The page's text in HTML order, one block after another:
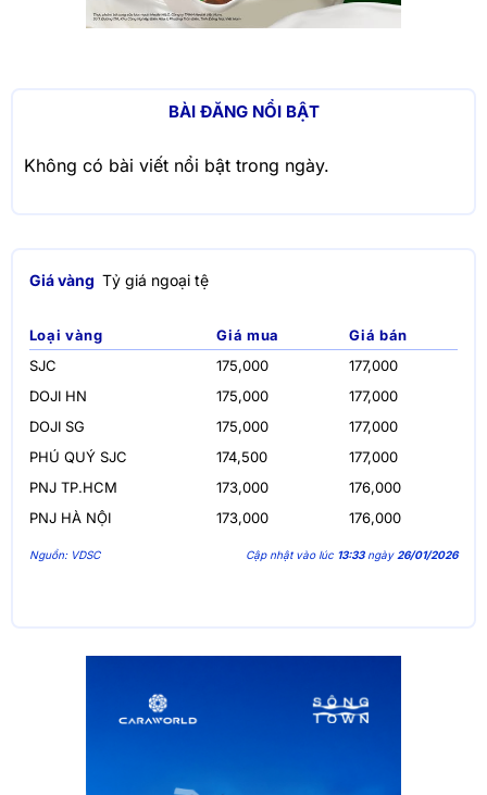
BÀI ĐĂNG NỔI BẬT
Không có bài viết nổi bật trong ngày.
Giá vàng Tỷ giá ngoại tệ
Loại vàng Giá mua
Giá bán
SJC
175,000
177,000
DOJI HN
175,000
177,000
DOJI SG
175,000
177,000
PHÚ QUÝ SJC
174,500
177,000
PNJ TP.HCM
173,000
176,000
PNJ HÀ NỘI
173,000 176,000
Nguồn: VDSC Cập nhật vào lúc 13:33ngày 26/01/2026